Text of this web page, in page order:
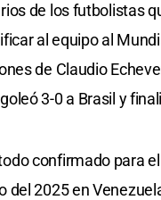
de los futbolistas
al equipo al
de Claudio
3-0 a Brasil y
confirmado para
del 2025 en